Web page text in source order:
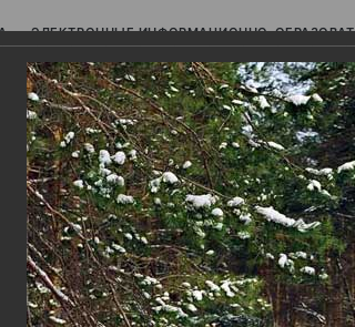
ЭЛЕКТРОННЫЕ ИНФОРМАЦИОННО-